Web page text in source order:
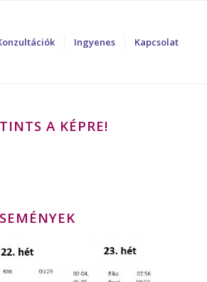
Ingyenes Kapcsolat
A KÉPRE!